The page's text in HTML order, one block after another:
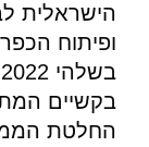
הישראלית
ופיתוח
בקשיים
החלטת